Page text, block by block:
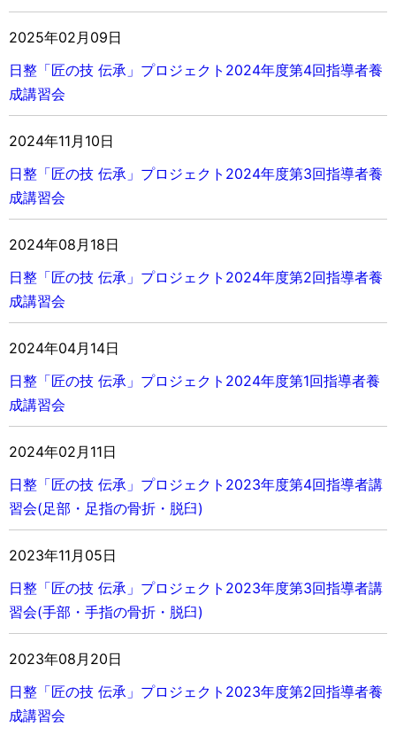
2025年02月09日
日整「匠の技 伝承」プロジェクト 2024年度第4回指導者養
成講習会
2024年11月10日
日整「匠の技 伝承」プロジェクト 2024年度第3回指導者養
成講習会
2024年08月18日
日整「匠の技 伝承」プロジェクト 2024年度第2回指導者養
成講習会
2024年04月14日
日整「匠の技 伝承」 プロジェクト 2024年度第1回指導者養
成講習会
2024年02月11日
日整「匠の技 伝承」 プロジェクト 2023年度第4回指導者講
習会(足部・足指の骨折・脱臼)
2023年11月05日
日整「匠の技 伝承」 プロジェクト 2023年度第3回指導者講
習会(手部・手指の骨折・脱臼)
2023年08月20日
日整「匠の技 伝承」 プロジェクト 2023年度第2回指導者養
成講習会